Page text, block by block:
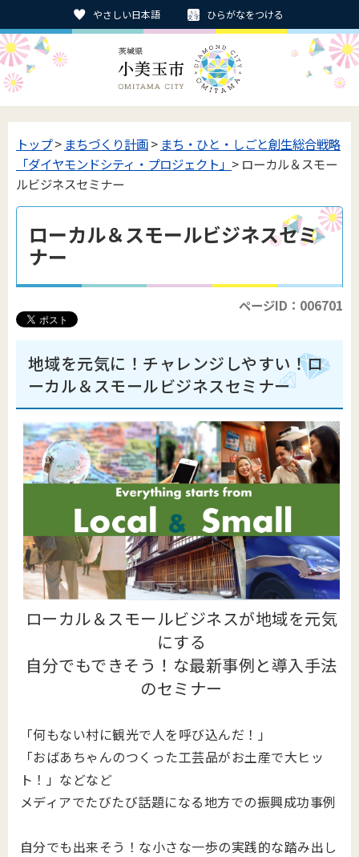
やさしい日本語 ひらがなをつける
トップ> まちづくり計画> まち・ひと・しごと創生総合戦略
「ダイヤモンドシティ・プロジェクト」 > ローカル＆スモー
ルビジネスセミナー
ローカル＆スモールビジネスセミ
ナー
ページID：006701
地域を元気に！チャレンジしやすい！ロ
ーカル＆スモールビジネスセミナー
ローカル＆スモールビジネスが地域を元気
にする
自分でもできそう！な最新事例と導入手法
のセミナー
「何もない村に観光で人を呼び込んだ！」
「おばあちゃんのつくった工芸品がお土産で大ヒッ
ト！」などなど
メディアでたびたび話題になる地方での振興成功事例
自分でも出来そう！な小さな一歩の実践的な踏み出し